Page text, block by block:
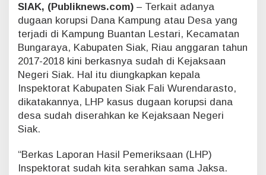
L
H
u
g
a
a
K
a
s
K
SIAK, (Publiknews.com) – Terkait adanya
dugaan korupsi Dana Kampung atau Desa yang
terjadi di Kampung Buantan Lestari, Kecamatan
Bungaraya, Kabupaten Siak, Riau anggaran tahun
2017-2018 kini berkasnya sudah di Kejaksaan
Negeri Siak. Hal itu diungkapkan kepala
Inspektorat Kabupaten Siak Fali Wurendarasto,
dikatakannya, LHP kasus dugaan korupsi dana
desa sudah diserahkan ke Kejaksaan Negeri
Siak.
“Berkas Laporan Hasil Pemeriksaan (LHP)
Inspektorat sudah kita serahkan sama Jaksa.